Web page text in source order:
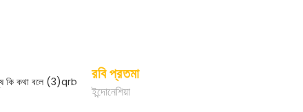
রবি প্রতমা
ইন্দোনেশিয়া